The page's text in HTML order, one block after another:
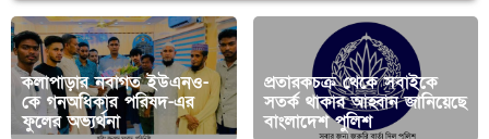
কলাপাড়ার নবাগত ইউএনও-
কে গনঅধিকার পরিষদ-এর
ফুলের অভ্যর্থনা
প্রতারকচক্র থেকে সবাইকে
সতর্ক থাকার আহ্বান জানিয়েছে
বাংলাদেশ পুলিশ